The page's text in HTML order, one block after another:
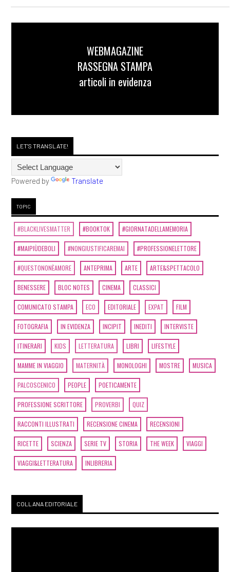
WEBMAGAZINE
RASSEGNA STAMPA
articoli in evidenza
LET'S TRANSLATE!
Powered by Translate
TOPIC
#BLACKLIVESMATTER #BOOKTOK #GIORNATADELLAMEMORIA
#MAIPIÙDEBOLI #NONGIUSTIFICAREMAI #PROFESSIONELETTORE
#QUESTONONÈAMORE ANTEPRIMA ARTE ARTE&SPETTACOLO
BENESSERE BLOC NOTES CINEMA CLASSICI
COMUNICATO STAMPA ECO EDITORIALE EXPAT FILM
FOTOGRAFIA IN EVIDENZA INCIPIT INEDITI INTERVISTE
ITINERARI KIDS LETTERATURA LIBRI LIFESTYLE
MAMME IN VIAGGIO MATERNITÀ MONOLOGHI MOSTRE MUSICA
PALCOSCENICO PEOPLE POETICAMENTE
PROFESSIONE SCRITTORE PROVERBI QUIZ
RACCONTI ILLUSTRATI RECENSIONE CINEMA RECENSIONI
RICETTE SCIENZA SERIE TV STORIA THE WEEK VIAGGI
VIAGGI&LETTERATURA INLIBRERIA
COLLANA EDITORIALE